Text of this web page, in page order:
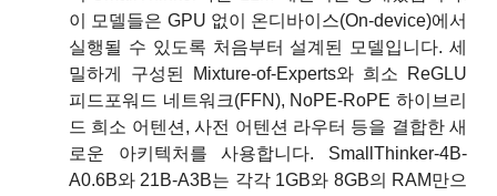
이 모델들은 GPU 없이 온디바이스(On-device)에서
실행될 수 있도록 처음부터 설계된 모델입니다. 세
밀하게 구성된 Mixture-of-Experts와 희소 ReGLU
피드포워드 네트워크(FFN), NoPE-RoPE 하이브리
드 희소 어텐션, 사전 어텐션 라우터 등을 결합한 새
로운 아키텍처를 사용합니다. SmallThinker-4B-
A0.6B와 21B-A3B는 각각 1GB와 8GB의 RAM만으